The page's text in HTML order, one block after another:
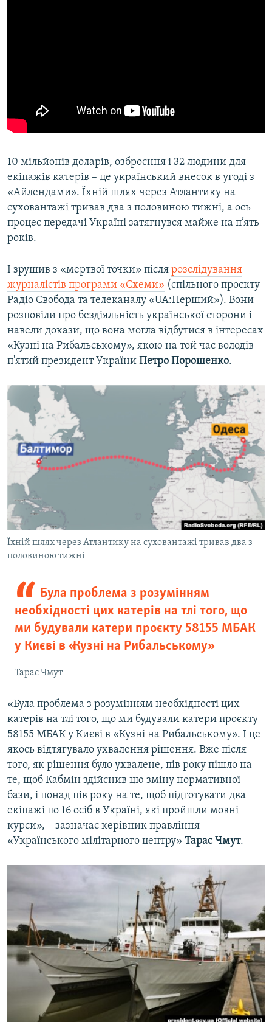
10 мільйонів доларів, озброєння і 32 людини для
екіпажів катерів – це український внесок в угоді з
«Айлендами». Їхній шлях через Атлантику на
суховантажі тривав два з половиною тижні, а ось
процес передачі Україні затягнувся майже на п’ять
років.
І зрушив з «мертвої точки» після розслідування
журналістів програми «Схеми» (спільного проєкту
Радіо Свобода та телеканалу «UA:Перший»). Вони
розповіли про бездіяльність української сторони і
навели докази, що вона могла відбутися в інтересах
«Кузні на Рибальському», якою на той час володів
п'ятий президент України Петро Порошенко.
Їхній шлях через Атлантику на суховантажі тривав два з
половиною тижні
Була проблема з розумінням
необхідності цих катерів на тлі того, що
ми будували катери проєкту 58155 МБАК
у Києві в «Кузні на Рибальському»
Тарас Чмут
«Була проблема з розумінням необхідності цих
катерів на тлі того, що ми будували катери проєкту
58155 МБАК у Києві в «Кузні на Рибальському». І це
якось відтягувало ухвалення рішення. Вже після
того, як рішення було ухвалене, пів року пішло на
те, щоб Кабмін здійснив цю зміну нормативної
бази, і понад пів року на те, щоб підготувати два
екіпажі по 16 осіб в Україні, які пройшли мовні
курси», – зазначає керівник правління
«Українського мілітарного центру» Тарас Чмут.